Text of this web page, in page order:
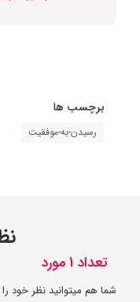
برچسب ها
رسیدن-به-موفقیت
تعداد 1 مورد
شما هم میتوانید نظر خود